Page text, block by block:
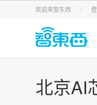
欢迎来智东西
智东西
北京AI